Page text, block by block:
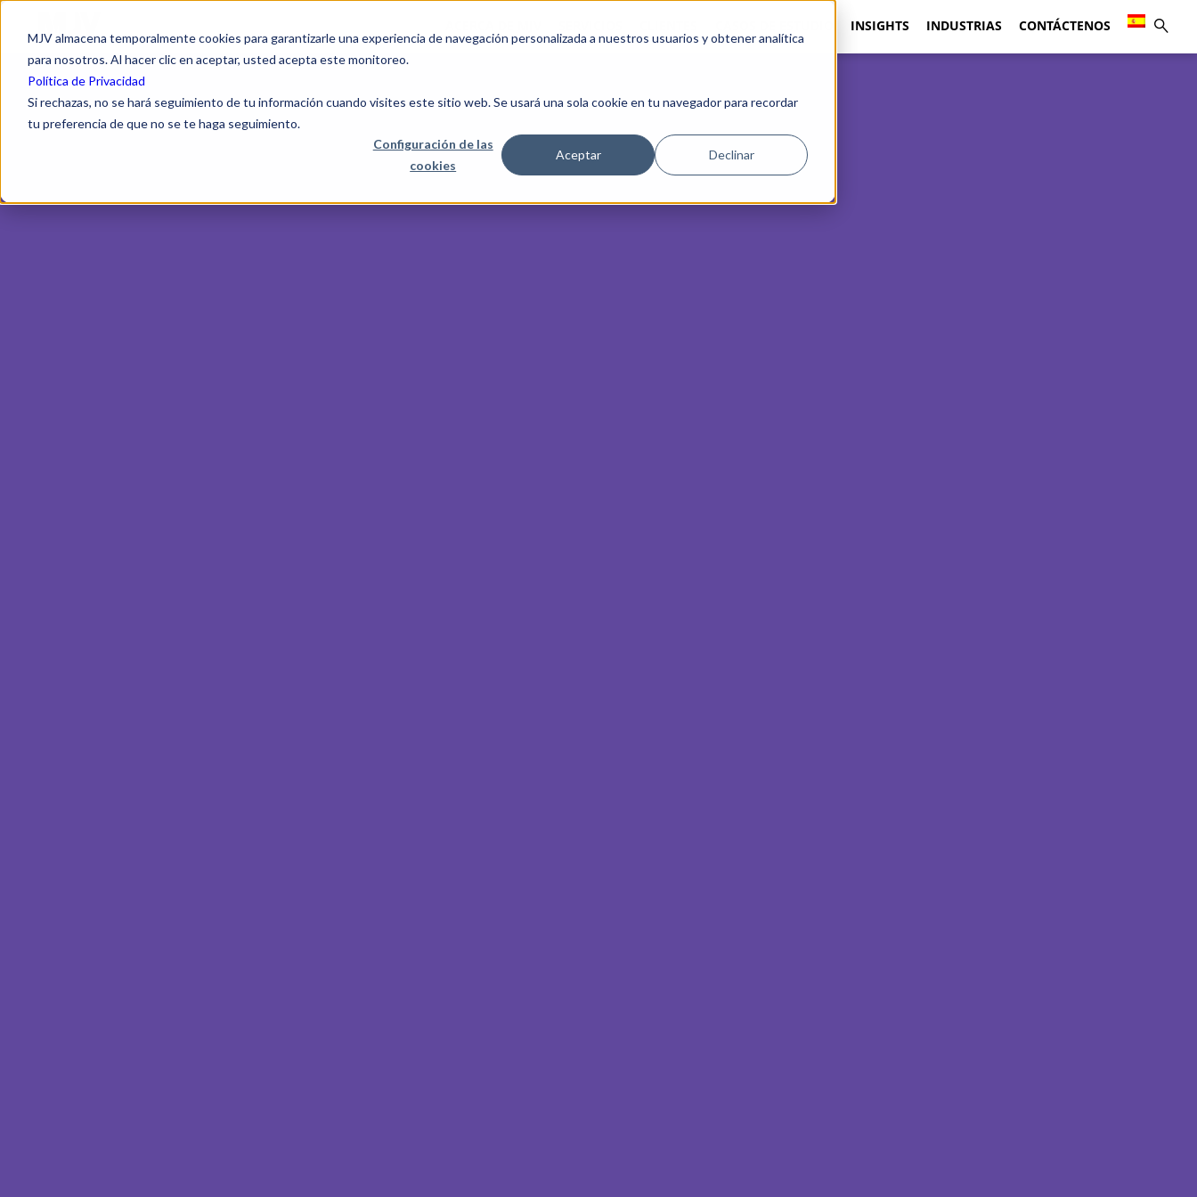
MJV almacena temporalmente cookies para garantizarle una experiencia de navegación personalizada a nuestros usuarios y obtener analítica
para nosotros. Al hacer clic en aceptar, usted acepta este monitoreo.
Política de Privacidad
Si rechazas, no se hará seguimiento de tu información cuando visites este sitio web. Se usará una sola cookie en tu navegador para recordar
tu preferencia de que no se te haga seguimiento.
Configuración de las
cookies
Aceptar Declinar
INSIGHTS INDUSTRIAS CONTÁCTENOS